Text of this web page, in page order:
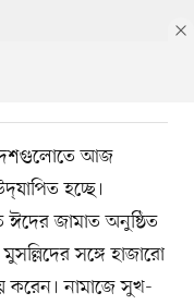
দেশগুলোতে আজ
হচ্ছে।
জামাত অনুষ্ঠিত
সঙ্গে হাজারো
করেন। নামাজে সুখ-